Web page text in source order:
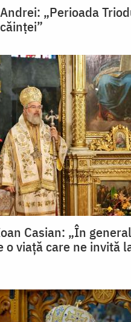
„Perioada
Casian: „În
o viață care ne invită